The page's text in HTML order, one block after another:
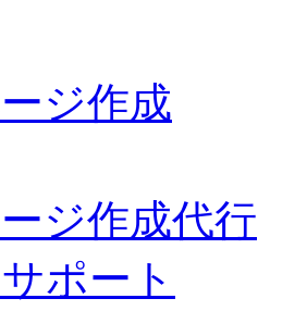
ジ作成
ジ作成代行
ポート